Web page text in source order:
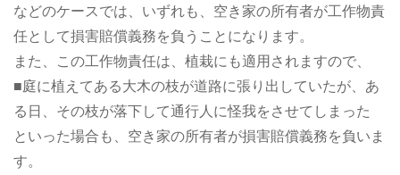
などのケースでは、いずれも、空き家の所有者が工作物責
任として損害賠償義務を負うことになります。
また、この工作物責任は、植栽にも適用されますので、
■庭に植えてある大木の枝が道路に張り出していたが、あ
る日、その枝が落下して通行人に怪我をさせてしまった
といった場合も、空き家の所有者が損害賠償義務を負いま
す。